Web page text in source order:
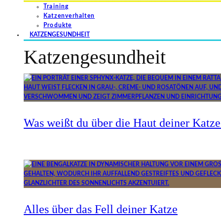
Training
Katzenverhalten
Produkte
KATZENGESUNDHEIT
Katzengesundheit
Was weißt du über die Haut deiner
Alles über das Fell deiner Katze